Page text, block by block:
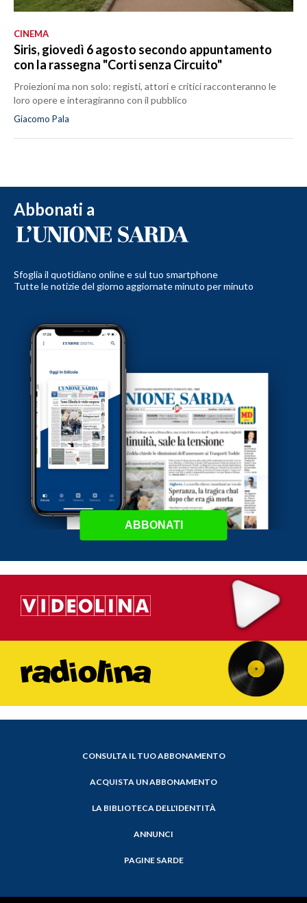
CINEMA
Siris, giovedì 6 agosto secondo appuntamento
con la rassegna "Corti senza Circuito"
Proiezioni ma non solo: registi, attori e critici racconteranno le
loro opere e interagiranno con il pubblico
Giacomo Pala
Abbonati a
Sfoglia il quotidiano online e sul tuo smartphone
Tutte le notizie del giorno aggiornate minuto per minuto
ABBONATI
CONSULTA IL TUO ABBONAMENTO
ACQUISTA UN ABBONAMENTO
LA BIBLIOTECA DELL'IDENTITÀ
ANNUNCI
PAGINE SARDE